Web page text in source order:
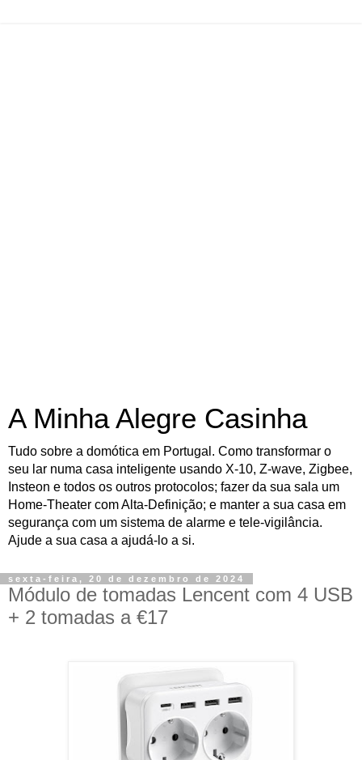
A Minha Alegre Casinha
Tudo sobre a domótica em Portugal. Como transformar o
seu lar numa casa inteligente usando X-10, Z-wave, Zigbee,
Insteon e todos os outros protocolos; fazer da sua sala um
Home-Theater com Alta-Definição; e manter a sua casa em
segurança com um sistema de alarme e tele-vigilância.
Ajude a sua casa a ajudá-lo a si.
sexta-feira, 20 de dezembro de 2024
Módulo de tomadas Lencent com 4 USB
+ 2 tomadas a €17